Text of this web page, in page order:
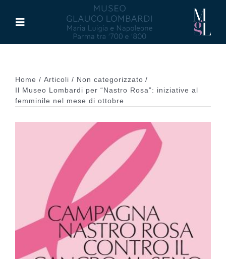
contenuto
Toggle
Maria Luigia d’Asburgo
Glauco Lombardi
Palazzo di Riserva
Pubblicazioni
Collezione
Home Articoli
Non categorizzato
Il Museo Lombardi per “Nastro Rosa”: iniziative al
femminile nel mese di ottobre